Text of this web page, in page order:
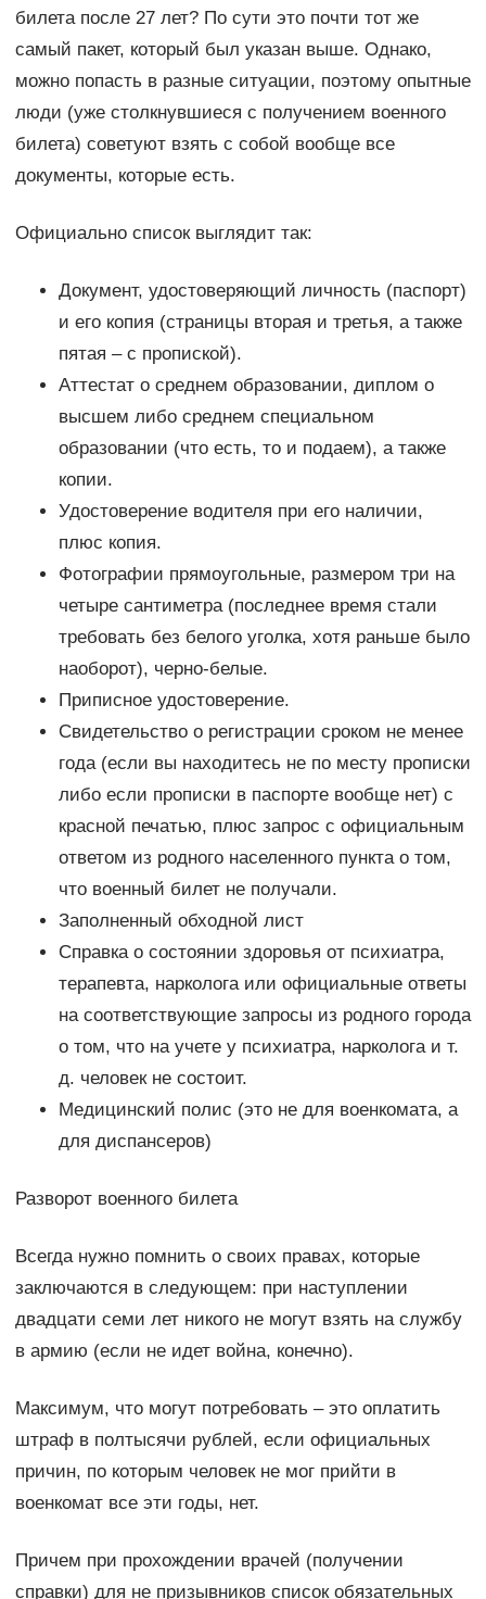
билета после 27 лет? По сути это почти тот же
самый пакет, который был указан выше. Однако,
можно попасть в разные ситуации, поэтому опытные
люди (уже столкнувшиеся с получением военного
билета) советуют взять с собой вообще все
документы, которые есть.
Официально список выглядит так:
Документ, удостоверяющий личность (паспорт)
и его копия (страницы вторая и третья, а также
пятая – с пропиской).
Аттестат о среднем образовании, диплом о
высшем либо среднем специальном
образовании (что есть, то и подаем), а также
копии.
Удостоверение водителя при его наличии,
плюс копия.
Фотографии прямоугольные, размером три на
четыре сантиметра (последнее время стали
требовать без белого уголка, хотя раньше было
наоборот), черно-белые.
Приписное удостоверение.
Свидетельство о регистрации сроком не менее
года (если вы находитесь не по месту прописки
либо если прописки в паспорте вообще нет) с
красной печатью, плюс запрос с официальным
ответом из родного населенного пункта о том,
что военный билет не получали.
Заполненный обходной лист
Справка о состоянии здоровья от психиатра,
терапевта, нарколога или официальные ответы
на соответствующие запросы из родного города
о том, что на учете у психиатра, нарколога и т.
д. человек не состоит.
Медицинский полис (это не для военкомата, а
для диспансеров)
Разворот военного билета
Всегда нужно помнить о своих правах, которые
заключаются в следующем: при наступлении
двадцати семи лет никого не могут взять на службу
в армию (если не идет война, конечно).
Максимум, что могут потребовать – это оплатить
штраф в полтысячи рублей, если официальных
причин, по которым человек не мог прийти в
военкомат все эти годы, нет.
Причем при прохождении врачей (получении
справки) для не призывников список обязательных